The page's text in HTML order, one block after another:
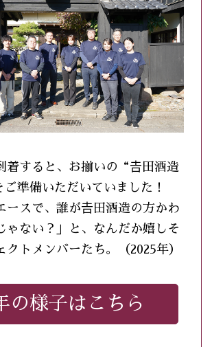
着すると、お揃いの“𠮷田酒造
準備いただいていました！
ースで、誰が𠮷田酒造の方かわ
ゃない？」と、なんだか嬉しそ
クトメンバーたち。（2025年）
の様子はこちら